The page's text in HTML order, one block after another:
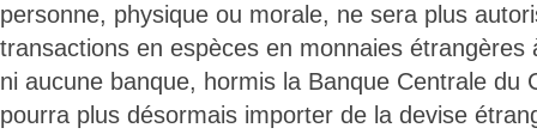
personne, physique ou morale, ne sera plus
transactions en espèces en monnaies étrangères
ni aucune banque, hormis la Banque Centrale du
pourra plus désormais importer de la devise